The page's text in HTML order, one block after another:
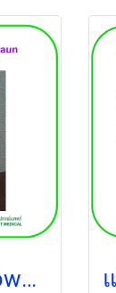
Ally Ostomy Powder B-Braun ผงแป้งโรยรอยรูเปิดทวารเทียม